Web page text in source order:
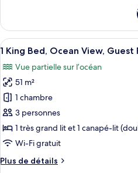
Beds,
Coastline
View,
Guest
Room
le
type
de
chambre
2
Queen
Beds,
Coastline
View,
Guest
Room
Afficher
toutes
les
photos
pour
ce
type
de
chambre :
1
6
1 King Bed, Ocean View, Guest
Vue partielle sur l’océan
51 m²
1 chambre
3 personnes
1 très grand lit et 1 canapé-lit
Wi-Fi gratuit
Plus de détails
Plus